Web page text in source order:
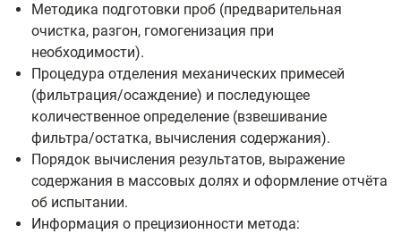
Методика подготовки проб (предварительная
очистка, разгон, гомогенизация при
необходимости).
Процедура отделения механических примесей
(фильтрация/осаждение) и последующее
количественное определение (взвешивание
фильтра/остатка, вычисления содержания).
Порядок вычисления результатов, выражение
содержания в массовых долях и оформление отчёта
об испытании.
Информация о прецизионности метода: